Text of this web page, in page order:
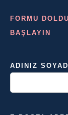
FORMU
BAŞLAYIN
ADINIZ